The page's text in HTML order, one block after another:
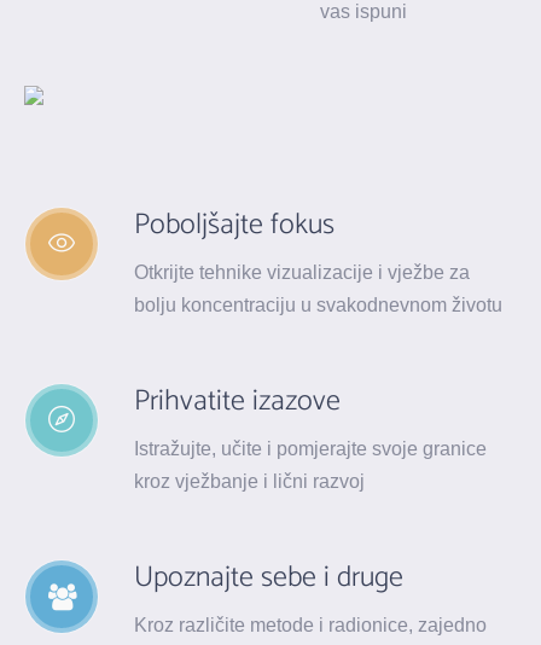
vas ispuni
Poboljšajte fokus
Otkrijte tehnike vizualizacije i vježbe za
bolju koncentraciju u svakodnevnom životu
Prihvatite izazove
Istražujte, učite i pomjerajte svoje granice
kroz vježbanje i lični razvoj
Upoznajte sebe i druge
Kroz različite metode i radionice, zajedno